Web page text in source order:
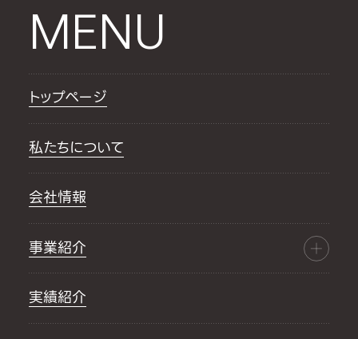
MENU
トップページ
私たちについて
会社情報
事業紹介
実績紹介